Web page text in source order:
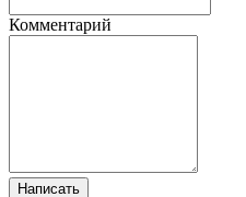
Комментарий
Написать